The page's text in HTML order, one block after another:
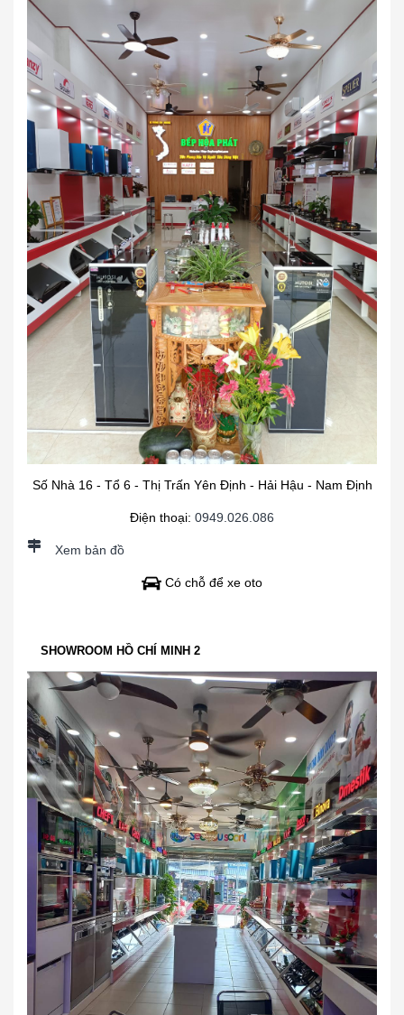
Số Nhà 16 - Tổ 6 - Thị Trấn Yên Định - Hải Hậu - Nam Định
Điện thoại: 0949.026.086
Xem bản đồ
Có chỗ để xe oto
SHOWROOM HỒ CHÍ MINH 2